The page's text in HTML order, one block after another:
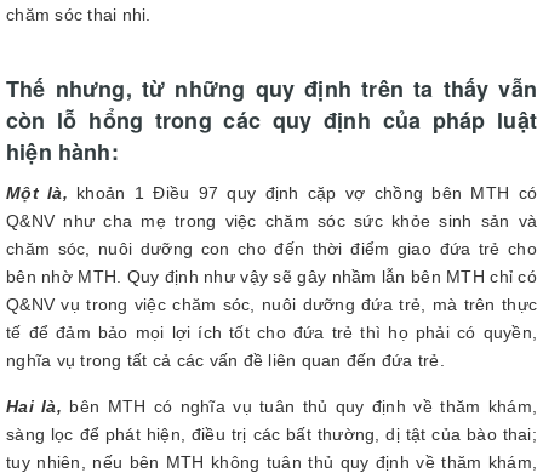
chăm sóc thai nhi.
Thế nhưng, từ những quy định trên ta thấy vẫn
còn lỗ hổng trong các quy định của pháp luật
hiện hành:
Một là, khoản 1 Điều 97 quy định cặp vợ chồng bên MTH có
Q&NV như cha mẹ trong việc chăm sóc sức khỏe sinh sản và
chăm sóc, nuôi dưỡng con cho đến thời điểm giao đứa trẻ cho
bên nhờ MTH. Quy định như vậy sẽ gây nhầm lẫn bên MTH chỉ có
Q&NV vụ trong việc chăm sóc, nuôi dưỡng đứa trẻ, mà trên thực
tế để đảm bảo mọi lợi ích tốt cho đứa trẻ thì họ phải có quyền,
nghĩa vụ trong tất cả các vấn đề liên quan đến đứa trẻ.
Hai là, bên MTH có nghĩa vụ tuân thủ quy định về thăm khám,
sàng lọc để phát hiện, điều trị các bất thường, dị tật của bào thai;
tuy nhiên, nếu bên MTH không tuân thủ quy định về thăm khám,